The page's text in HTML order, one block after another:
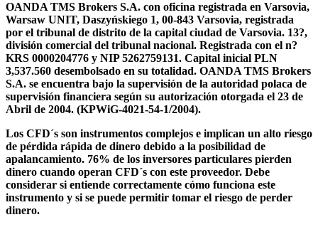
OANDA TMS Brokers S.A. con oficina registrada en Varsovia,
Warsaw UNIT, Daszyńskiego 1, 00-843 Varsovia, registrada
por el tribunal de distrito de la capital ciudad de Varsovia. 13?,
división comercial del tribunal nacional. Registrada con el n?
KRS 0000204776 y NIP 5262759131. Capital inicial PLN
3,537.560 desembolsado en su totalidad. OANDA TMS Brokers
S.A. se encuentra bajo la supervisión de la autoridad polaca de
supervisión financiera según su autorización otorgada el 23 de
Abril de 2004. (KPWiG-4021-54-1/2004).
Los CFD´s son instrumentos complejos e implican un alto riesgo
de pérdida rápida de dinero debido a la posibilidad de
apalancamiento. 76% de los inversores particulares pierden
dinero cuando operan CFD´s con este proveedor. Debe
considerar si entiende correctamente cómo funciona este
instrumento y si se puede permitir tomar el riesgo de perder
dinero.